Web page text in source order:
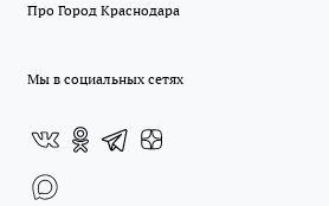
Про Город Краснодара
Мы в социальных сетях